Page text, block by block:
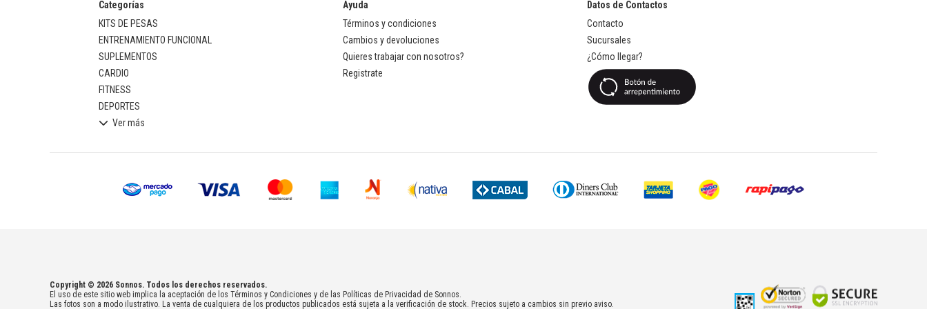
Categorías
KITS DE PESAS
ENTRENAMIENTO FUNCIONAL
SUPLEMENTOS
CARDIO
FITNESS
DEPORTES
Ver más
Ayuda
Términos y condiciones
Cambios y devoluciones
Quieres trabajar con nosotros?
Registrate
Datos de Contactos
Contacto
Sucursales
¿Cómo llegar?
Copyright © 2026 Sonnos. Todos los derechos reservados.
El uso de este sitio web implica la aceptación de los Términos y Condiciones y de las Políticas de Privacidad de Sonnos.
Las fotos son a modo ilustrativo. La venta de cualquiera de los productos publicados está sujeta a la verificación de stock. Precios sujeto a cambios sin previo aviso.